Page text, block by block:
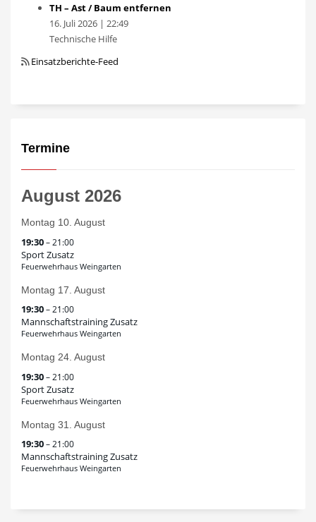
TH – Ast / Baum entfernen
16. Juli 2026 | 22:49
Technische Hilfe
Einsatzberichte-Feed
Termine
August 2026
Montag 10. August
19:30– 21:00
Sport Zusatz
Feuerwehrhaus Weingarten
Montag 17. August
19:30– 21:00
Mannschaftstraining Zusatz
Feuerwehrhaus Weingarten
Montag 24. August
19:30– 21:00
Sport Zusatz
Feuerwehrhaus Weingarten
Montag 31. August
19:30– 21:00
Mannschaftstraining Zusatz
Feuerwehrhaus Weingarten